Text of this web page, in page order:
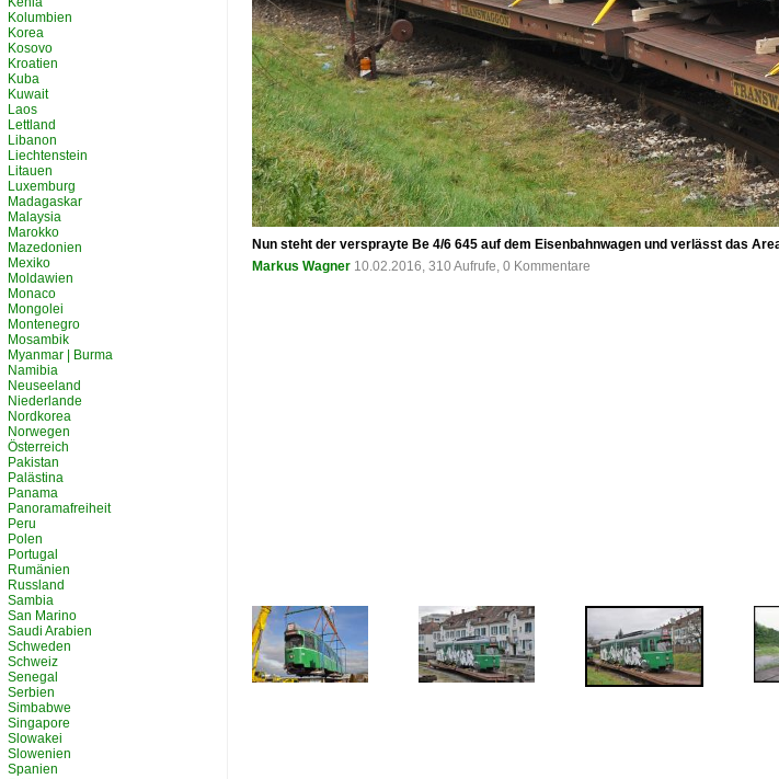
Nun steht der versprayte Be 4/6 645 auf dem Eisenbahnwagen und verlässt das
Markus Wagner 10.02.2016, 310 Aufrufe, 0 Kommentare
Kolumbien
Korea
Kosovo
Kroatien
Kuba
Kuwait
Laos
Lettland
Libanon
Liechtenstein
Litauen
Luxemburg
Madagaskar
Malaysia
Marokko
Mazedonien
Mexiko
Moldawien
Monaco
Mongolei
Montenegro
Mosambik
Myanmar | Burma
Namibia
Neuseeland
Niederlande
Nordkorea
Norwegen
Österreich
Pakistan
Palästina
Panama
Panoramafreiheit
Peru
Polen
Portugal
Rumänien
Russland
Sambia
San Marino
Saudi Arabien
Schweden
Schweiz
Senegal
Serbien
Simbabwe
Singapore
Slowakei
Slowenien
Spanien